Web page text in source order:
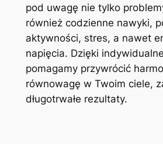
pod uwagę nie tylko
również codzienne nawyki,
aktywności, stres, a nawet
napięcia. Dzięki
pomagamy przywrócić
równowagę w Twoim ciele,
długotrwałe rezultaty.